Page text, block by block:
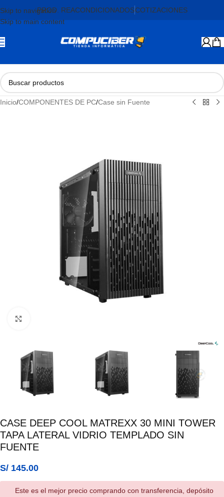
Skip to navigation
Skip to main content
PROD. REACONDICIONADOSCOTIZACIONES
Inicio/COMPONENTES DE PC/Case sin Fuente
CASE DEEP COOL MATREXX 30 MINI TOWER
TAPA LATERAL VIDRIO TEMPLADO SIN
FUENTE
S/ 145.00
Este es el mejor precio comprando con transferencia, depósito